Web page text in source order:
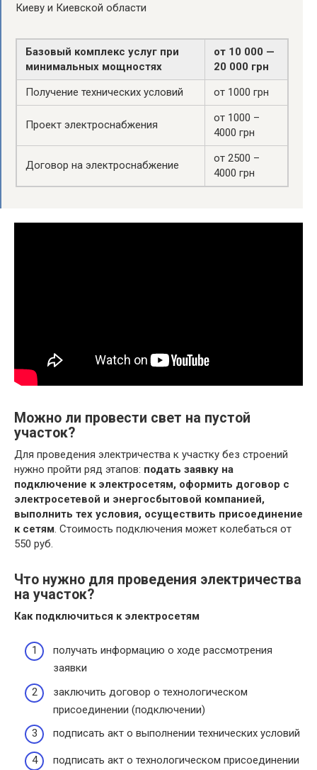
Киеву и Киевской области
Базовый комплекс услуг при
минимальных мощностях
от 10 000 —
20 000 грн
Получение технических условий
от 1000 грн
Проект электроснабжения
от 1000 –
4000 грн
Договор на электроснабжение
от 2500 –
4000 грн
Можно ли провести свет на пустой
участок?
Для проведения электричества к участку без строений
нужно пройти ряд этапов: подать заявку на
подключение к электросетям, оформить договор с
электросетевой и энергосбытовой компанией,
выполнить тех условия, осуществить присоединение
к сетям. Стоимость подключения может колебаться от
550 руб.
Что нужно для проведения электричества
на участок?
Как подключиться к электросетям
получать информацию о ходе рассмотрения
заявки
заключить договор о технологическом
присоединении (подключении)
подписать акт о выполнении технических условий
подписать акт о технологическом присоединении